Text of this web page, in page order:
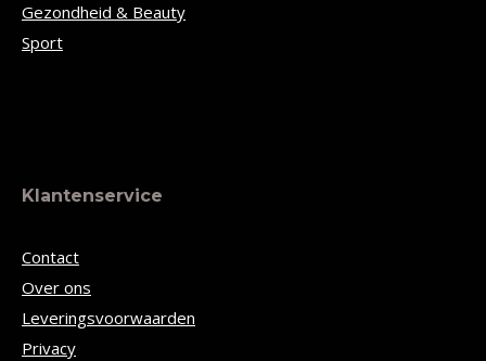
Gezondheid & Beauty
Sport
Klantenservice
Contact
Over ons
Leveringsvoorwaarden
Privacy